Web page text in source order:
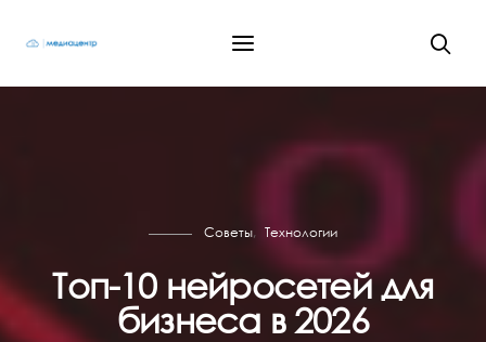
Советы Технологии
Топ-10 нейросетей для
бизнеса в 2026